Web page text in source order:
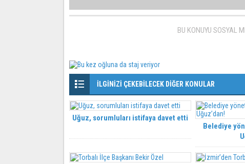
BU KONUYU SOSYAL
İLGİNİZİ ÇEKEBİLECEK DİĞER KONULAR
Uğuz, sorumluları istifaya davet etti
Belediye